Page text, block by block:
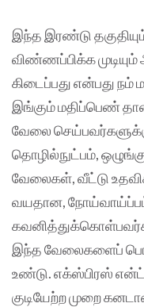
இந்த இரண்டு
விண்ணப்பிக்க முடியும்
கிடைப்பது என்பது
இங்கும் மதிப்பெண் தான்.
வேலை
தொழில்நுட்பம்,
வேலைகள், வீட்டு
வயதான,
இந்த வேலைகளைப்
உண்டு. எக்ஸ்பிரஸ்
குடியேற்ற முறை